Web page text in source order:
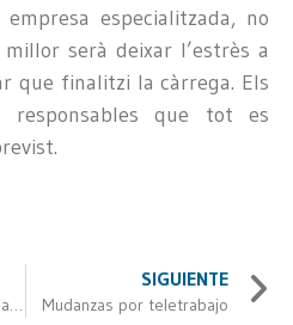
especialitzada, no
serà deixar l’estrès a
que finalitzi la càrrega. Els
responsables que tot es
Como organizar una mudanza internacional
SIGUIENTE
Mudanzas por teletrabajo